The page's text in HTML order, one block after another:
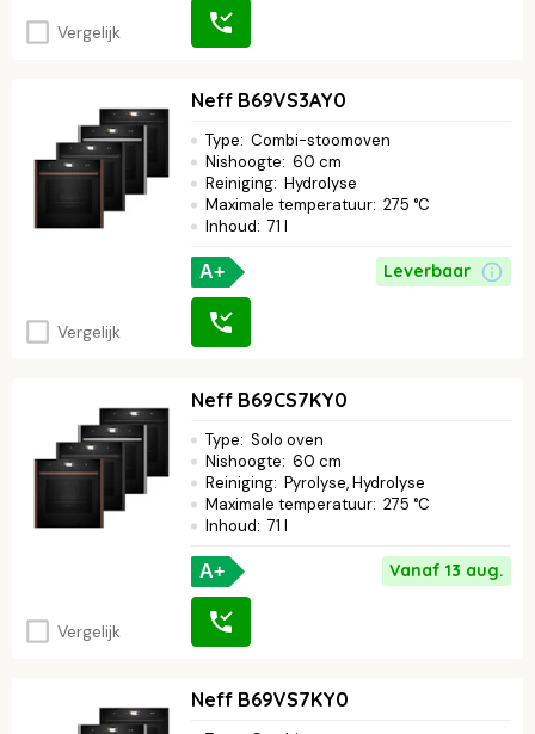
Vergelijk
Vergelijk
Neff B69VS3AY0
Type: Combi-stoomoven
Nishoogte: 60 cm
Reiniging: Hydrolyse
Maximale temperatuur: 275 °C
Inhoud: 71 l
A+ Leverbaar
Vergelijk
Neff B69CS7KY0
Type: Solo oven
Nishoogte: 60 cm
Reiniging: Pyrolyse, Hydrolyse
Maximale temperatuur: 275 °C
Inhoud: 71 l
A+ Vanaf 13 aug.
Neff B69VS7KY0